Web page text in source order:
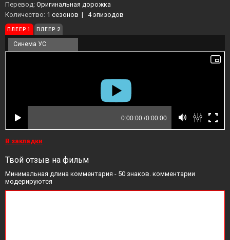
Перевод: Оригинальная дорожка
Количество: 1 сезонов | 4 эпизодов
ПЛЕЕР 1 ПЛЕЕР 2
Синема УС
В закладки
Твой отзыв на фильм
Минимальная длина комментария - 50 знаков. комментарии
модерируются